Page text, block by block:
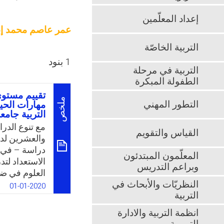
عمر عاصم محمد
1 بنود
ملخص
تقييم
مهارات
التربية
مع تنوع
والعشرين
دراسة – في
الاستعداد
العلوم في
لدى طلاب
الحاجة إلى
01-01-2020
إعداد المعلّمين
التربية الخاصّة
التربية في مرحلة
الطفولة المبكرة
التطور المهني
القياس والتقويم
المعلّمون المبتدئون
وبراعم التدريس
النظريّات والأبحاث في
التربية
انظمة التربية والادارة